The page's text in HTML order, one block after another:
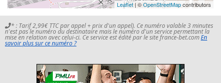
Leaflet| ©OpenStreetMapcontributors
* : Tarif 2,99€ TTC par appel + prix d'un appel). Ce numéro valable 3 minutes
n'est pas le numéro du destinataire mais le numéro d'un service permettant la
mise en relation avec celui-ci. Ce service est édité par le site france-bet.comEn
savoir plus sur ce numéro ?